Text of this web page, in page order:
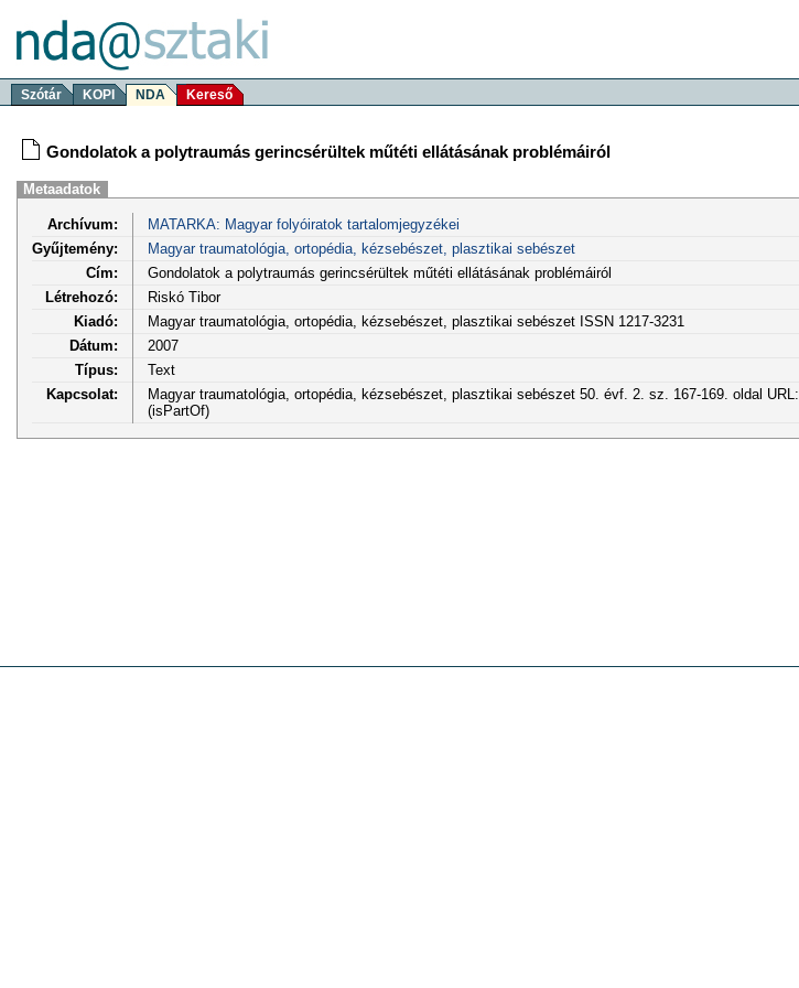
Szótár KOPI NDA Kereső
Gondolatok a polytraumás gerincsérültek műtéti ellátásának problémáiról
Metaadatok
Archívum:
MATARKA: Magyar folyóiratok tartalomjegyzékei
Gyűjtemény:
Magyar traumatológia, ortopédia, kézsebészet, plasztikai sebészet
Cím:
Gondolatok a polytraumás gerincsérültek műtéti ellátásának problémáiról
Létrehozó:
Riskó Tibor
Kiadó:
Magyar traumatológia, ortopédia, kézsebészet, plasztikai sebészet ISSN 1217-3231
Dátum:
2007
Típus:
Text
Kapcsolat:
Magyar traumatológia, ortopédia, kézsebészet, plasztikai sebészet 50. évf. 2. sz. 167-169. oldal URL:
(isPartOf)